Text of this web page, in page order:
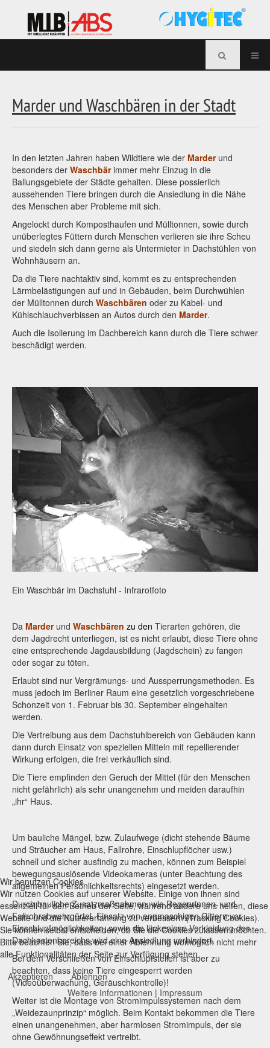
Marder und Waschbären in der Stadt
In den letzten Jahren haben Wildtiere wie der Marderund
besonders der Waschbärimmer mehr Einzug in die
Ballungsgebiete der Städte gehalten. Diese possierlich
aussehenden Tiere bringen durch die Ansiedlung in die Nähe
des Menschen aber Probleme mit sich.
Angelockt durch Komposthaufen und Mülltonnen, sowie durch
unüberlegtes Füttern durch Menschen verlieren sie ihre Scheu
und siedeln sich dann gerne als Untermieter in Dachstühlen von
Wohnhäusern an.
Da die Tiere nachtaktiv sind, kommt es zu entsprechenden
Lärmbelästigungen auf und in Gebäuden, beim Durchwühlen
der Mülltonnen durch Waschbären oder zu Kabel- und
Kühlschlauchverbissen an Autos durch den Marder.
Auch die Isolierung im Dachbereich kann durch die Tiere schwer
beschädigt werden.
Ein Waschbär im Dachstuhl - Infrarotfoto
Da Marderund Waschbären zu den Tierarten gehören, die
dem Jagdrecht unterliegen, ist es nicht erlaubt, diese Tiere ohne
eine entsprechende Jagdausbildung (Jagdschein) zu fangen
oder sogar zu töten.
Erlaubt sind nur Vergrämungs- und Aussperrungsmethoden. Es
muss jedoch im Berliner Raum eine gesetzlich vorgeschriebene
Schonzeit von 1. Februar bis 30. September eingehalten
werden.
Die Vertreibung aus dem Dachstuhlbereich von Gebäuden kann
dann durch Einsatz von speziellen Mitteln mit repellierender
Wirkung erfolgen, die frei verkäuflich sind.
Die Tiere empfinden den Geruch der Mittel (für den Menschen
nicht gefährlich) als sehr unangenehm und meiden daraufhin
„ihr“ Haus.
Um bauliche Mängel, bzw. Zulaufwege (dicht stehende Bäume
und Sträucher am Haus, Fallrohre, Einschlupflöcher usw.)
schnell und sicher ausfindig zu machen, können zum Beispiel
bewegungsauslösende Videokameras (unter Beachtung des
allgemeinen Persönlichkeitsrechts) eingesetzt werden.
Durch bauliche Zusatzmaßnahmen, wie Regenrinnen- und
Fallrohrabwehrgürtel, Einsatz von engmaschigen Gittern vor
Einschlupfmöglichkeiten, sowie die lückenlose Verkleidung des
Dachkastenbereichs wird eine Ansiedlung verhindert.
Bei dem Verschließen von Einschlupfstellen ist aber zu
beachten, dass keine Tiere eingesperrt werden
(Videoüberwachung, Geräuschkontrolle)!
Weiter ist die Montage von Stromimpulssystemen nach dem
„Weidezaunprinzip“ möglich. Beim Kontakt bekommen die Tiere
einen unangenehmen, aber harmlosen Stromimpuls, der sie
ohne Gewöhnungseffekt vertreibt.
Wir benutzen Cookies
Wir nutzen Cookies auf unserer Website. Einige von ihnen sind
essenziell für den Betrieb der Seite, während andere uns helfen, diese
Website und die Nutzererfahrung zu verbessern (Tracking Cookies).
Sie können selbst entscheiden, ob Sie die Cookies zulassen möchten.
Bitte beachten Sie, dass bei einer Ablehnung womöglich nicht mehr
alle Funktionalitäten der Seite zur Verfügung stehen.
Akzeptieren
Ablehnen
Weitere Informationen | Impressum